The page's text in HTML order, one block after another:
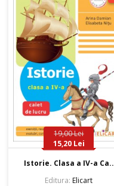
19,00 Lei
15,20 Lei
Istorie. Clasa a IV-a Ca..
Editura: Elicart